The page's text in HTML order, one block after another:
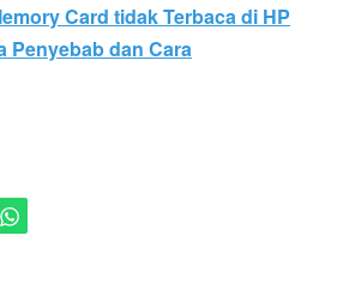
Card tidak Terbaca di HP
Penyebab dan Cara